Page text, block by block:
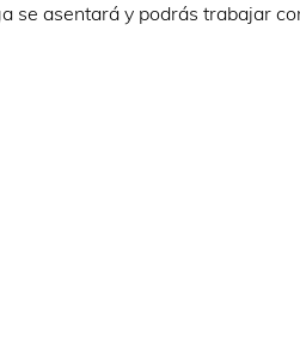
se asentará y podrás trabajar